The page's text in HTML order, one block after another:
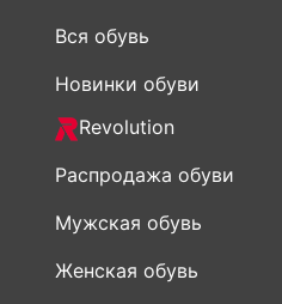
Вся обувь
Новинки обуви
Revolution
Распродажа обуви
Мужская обувь
Женская обувь